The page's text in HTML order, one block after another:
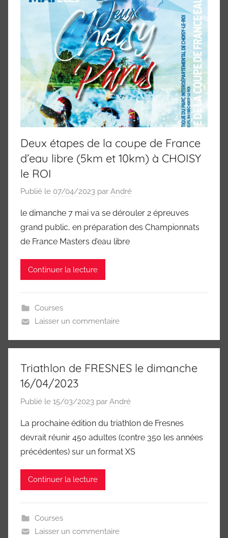
Deux étapes de la coupe de France
d’eau libre (5km et 10km) à CHOISY
le ROI
Publié le 07/04/2023 par André
le dimanche 7 mai va se dérouler 2 épreuves
grand public, en préparation des Championnats
de France Masters d’eau libre
Continuer la lecture
Courses
Laisser un commentaire
Triathlon de FRESNES le dimanche
16/04/2023
Publié le 15/03/2023 par André
La prochaine édition du triathlon de Fresnes
devrait réunir 450 adultes (contre 350 les années
précédentes) sur un format XS
Continuer la lecture
Courses
Laisser un commentaire